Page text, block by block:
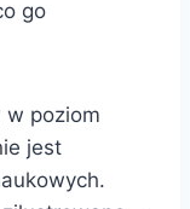
go
w poziom
jest